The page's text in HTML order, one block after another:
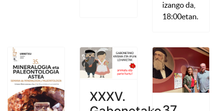
izango da,
18:00etan.
XXXV.